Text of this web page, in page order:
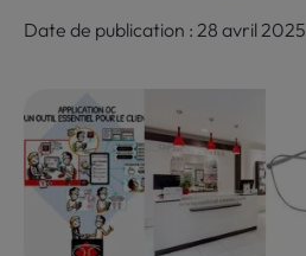
Date de publication : 28 avril 2025